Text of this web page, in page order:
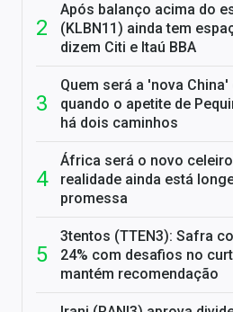
Após balanço acima do
(KLBN11) ainda tem
dizem Citi e Itaú BBA
Quem será a 'nova
quando o apetite de
há dois caminhos
África será o novo
realidade ainda está
promessa
3tentos (TTEN3): Safra
24% com desafios no
mantém recomendação